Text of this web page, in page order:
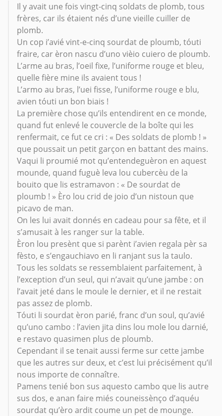
Il y avait une fois vingt-cinq soldats de plomb, tous
frères, car ils étaient nés d’une vieille cuiller de
plomb.
Un cop i’avié vint-e-cinq sourdat de ploumb, tóuti
fraire, car èron nascu d’uno vièio cuiero de ploumb.
L’arme au bras, l’oeil fixe, l’uniforme rouge et bleu,
quelle fière mine ils avaient tous !
L’armo au bras, l’uei fisse, l’uniforme rouge e blu,
avien tóuti un bon biais !
La première chose qu’ils entendirent en ce monde,
quand fut enlevé le couvercle de la boîte qui les
renfermait, ce fut ce cri : « Des soldats de plomb ! »
que poussait un petit garçon en battant des mains.
Vaqui li proumié mot qu’entendeguèron en aquest
mounde, quand fuguè leva lou cubercèu de la
bouito que lis estramavon : « De sourdat de
ploumb ! » Èro lou crid de joio d’un nistoun que
picavo de man.
On les lui avait donnés en cadeau pour sa fête, et il
s’amusait à les ranger sur la table.
Èron lou presènt que si parènt i’avien regala pèr sa
fèsto, e s’engauchiavo en li ranjant sus la taulo.
Tous les soldats se ressemblaient parfaitement, à
l’exception d’un seul, qui n’avait qu’une jambe : on
l’avait jeté dans le moule le dernier, et il ne restait
pas assez de plomb.
Tóuti li sourdat èron parié, franc d’un soul, qu’avié
qu’uno cambo : l’avien jita dins lou mole lou darnié,
e restavo quasimen plus de ploumb.
Cependant il se tenait aussi ferme sur cette jambe
que les autres sur deux, et c’est lui précisément qu’il
nous importe de connaître.
Pamens tenié bon sus aquesto cambo que lis autre
sus dos, e anan faire miés couneissènço d’aquéu
sourdat qu’èro ardit coume un pet de mounge.